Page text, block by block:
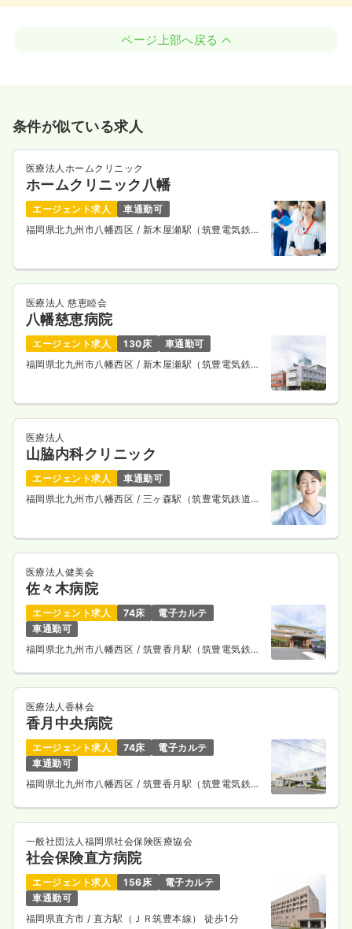
ページ上部へ戻る
条件が似ている求人
医療法人ホームクリニック
ホームクリニック八幡
エージェント求人
車通勤可
福岡県北九州市八幡西区 / 新木屋瀬駅（筑豊電気鉄
医療法人 慈恵睦会
八幡慈恵病院
エージェント求人 130床
車通勤可
福岡県北九州市八幡西区 / 新木屋瀬駅（筑豊電気鉄
医療法人
山脇内科クリニック
エージェント求人
車通勤可
福岡県北九州市八幡西区 / 三ヶ森駅（筑豊電気鉄道）
医療法人健美会
佐々木病院
エージェント求人 74床
電子カルテ
車通勤可
福岡県北九州市八幡西区 / 筑豊香月駅（筑豊電気鉄
医療法人香林会
香月中央病院
エージェント求人 74床
電子カルテ
車通勤可
福岡県北九州市八幡西区 / 筑豊香月駅（筑豊電気鉄
一般社団法人福岡県社会保険医療協会
社会保険直方病院
エージェント求人 156床
電子カルテ
車通勤可
福岡県直方市/ 直方駅（ＪＲ筑豊本線） 徒歩1分